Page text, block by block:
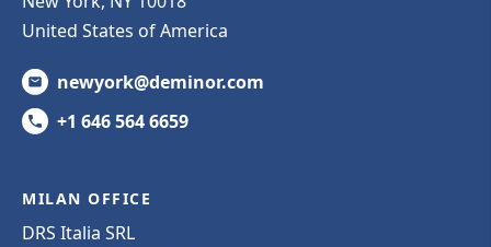
United States of America
newyork@deminor.com
+1 646 564 6659
MILAN OFFICE
DRS Italia SRL